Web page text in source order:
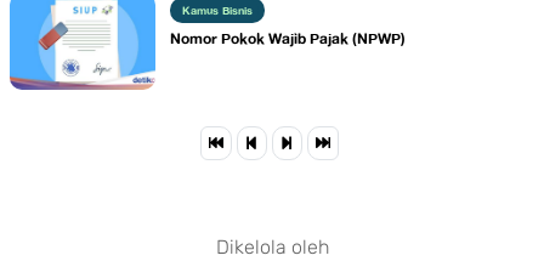
Kamus Bisnis
​Nomor Pokok Wajib Pajak (NPWP)
Dikelola oleh